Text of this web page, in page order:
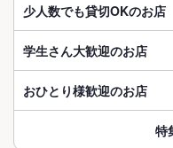
少人数でも貸切OKのお店
学生さん大歓迎のお店
おひとり様歓迎のお店
特